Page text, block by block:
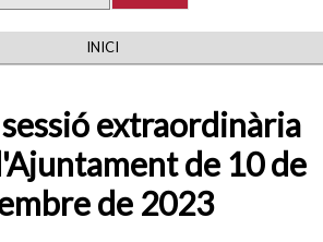
FIL
INICI
extraordinària
de 10 de
de 2023